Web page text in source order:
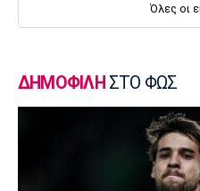
Επέστρεψε στο
Μουρίνιο: «Είχα
Γιουνάιτεντ για να
Όλες οι
ΔΗΜΟΦΙΛΗ ΣΤΟ ΦΩΣ